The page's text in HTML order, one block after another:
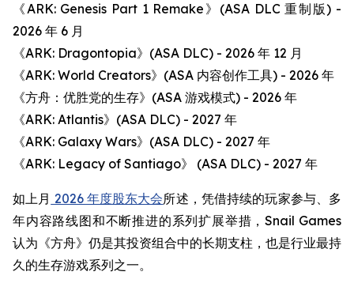
《ARK: Genesis Part 1 Remake》(ASA DLC 重制版) -
2026 年 6 月
《ARK: Dragontopia》(ASA DLC) - 2026 年 12 月
《ARK: World Creators》(ASA 内容创作工具) - 2026 年
《方舟：优胜党的生存》(ASA 游戏模式) - 2026 年
《ARK: Atlantis》(ASA DLC) - 2027 年
《ARK: Galaxy Wars》(ASA DLC) - 2027 年
《ARK: Legacy of Santiago》 (ASA DLC) - 2027 年
如上月 2026 年度股东大会所述，凭借持续的玩家参与、多
年内容路线图和不断推进的系列扩展举措，Snail Games
认为《方舟》仍是其投资组合中的长期支柱，也是行业最持
久的生存游戏系列之一。